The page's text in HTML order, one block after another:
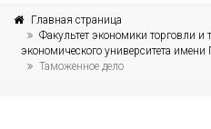
Главная страница
Факультет экономики торговли и
экономического университета
Таможенное дело